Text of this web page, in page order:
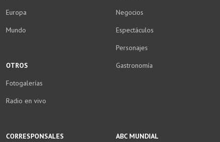
Europa
Mundo
Negocios
Espectáculos
Personajes
Gastronomía
CORRESPONSALES
OTROS
Fotogalerías
Radio en vivo
ABC MUNDIAL